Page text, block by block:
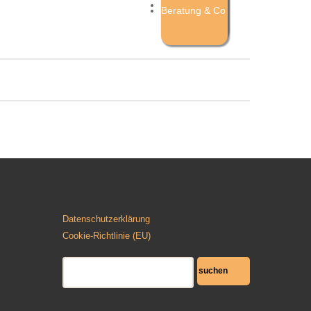
Mixed Arts
Beratung & Co
Datenschutzerklärung
Cookie-Richtlinie (EU)